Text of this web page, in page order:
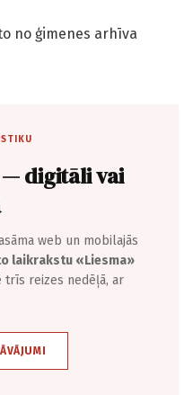
no ģimenes arhīva
— digitāli vai
web un mobilajās
laikrakstu «Liesma»
reizes nedēļā, ar